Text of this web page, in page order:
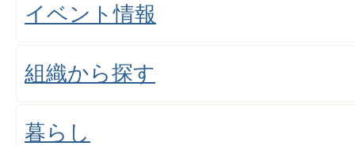
イベント情報
組織から探す
暮らし